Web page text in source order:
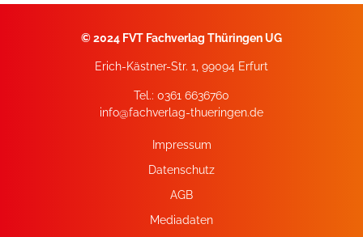
©2024 FVT Fachverlag Thüringen UG
Erich-Kästner-Str. 1, 99094 Erfurt
Tel.: 0361 6636760
info@fachverlag-thueringen.de
Impressum
Datenschutz
AGB
Mediadaten